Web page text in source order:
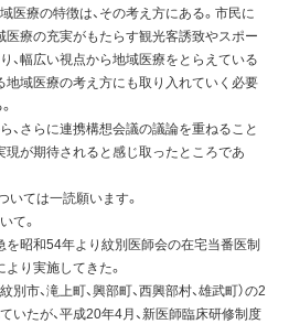
医療の特徴は、その考え方にある。市民に
医療の充実がもたらす観光客誘致やスポー
、幅広い視点から地域医療をとらえている
地域医療の考え方にも取り入れていく必要
、さらに連携構想会議の議論を重ねること
現が期待されると感じ取ったところであ
いては一読願います。
て。
を昭和54年より紋別医師会の在宅当番医制
り実施してきた。
別市、滝上町、興部町、西興部村、雄武町）の2
いたが、平成20年4月、新医師臨床研修制度